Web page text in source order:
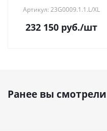
Артикул: 23G0009.1.1.L/XL
232 150 руб./шт
Ранее вы смотрели